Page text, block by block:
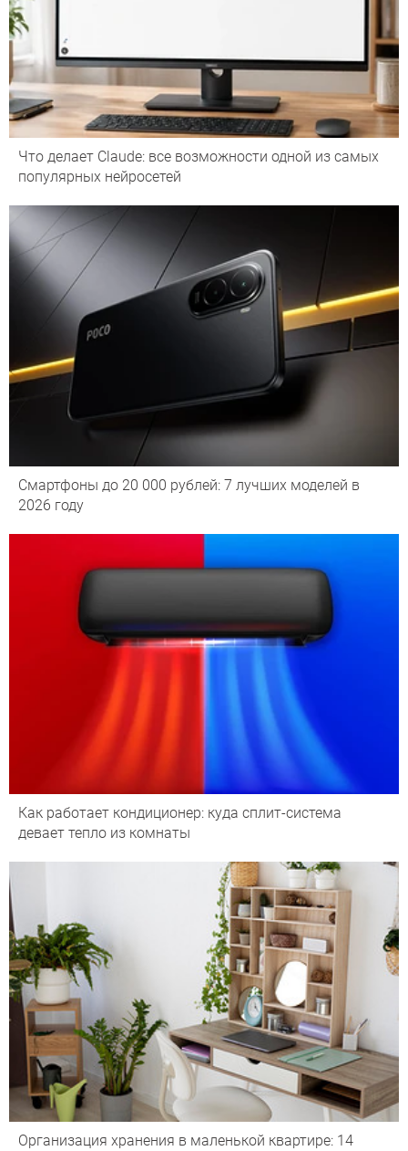
Что делает Сlaude: все возможности одной из самых
популярных нейросетей
Смартфоны до 20 000 рублей: 7 лучших моделей в
2026 году
Как работает кондиционер: куда сплит-система
девает тепло из комнаты
Организация хранения в маленькой квартире: 14